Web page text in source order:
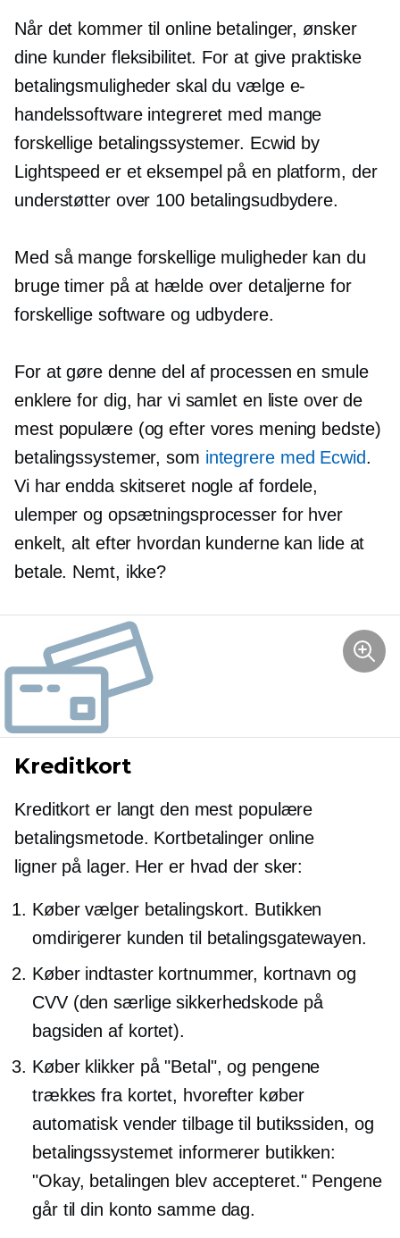
Når det kommer til online betalinger, ønsker
dine kunder fleksibilitet. For at give praktiske
betalingsmuligheder skal du vælge e-
handelssoftware integreret med mange
forskellige betalingssystemer. Ecwid by
Lightspeed er et eksempel på en platform, der
understøtter over 100 betalingsudbydere.
Med så mange forskellige muligheder kan du
bruge timer på at hælde over detaljerne for
forskellige software og udbydere.
For at gøre denne del af processen en smule
enklere for dig, har vi samlet en liste over de
mest populære (og efter vores mening bedste)
betalingssystemer, som integrere med Ecwid.
Vi har endda skitseret nogle af fordele,
ulemper og opsætningsprocesser for hver
enkelt, alt efter hvordan kunderne kan lide at
betale. Nemt, ikke?
Kreditkort
Kreditkort er langt den mest populære
betalingsmetode. Kortbetalinger online
ligner på lager. Her er hvad der sker:
Køber vælger betalingskort. Butikken
omdirigerer kunden til betalingsgatewayen.
Køber indtaster kortnummer, kortnavn og
CVV (den særlige sikkerhedskode på
bagsiden af ​​kortet).
Køber klikker på "Betal", og pengene
trækkes fra kortet, hvorefter køber
automatisk vender tilbage til butikssiden, og
betalingssystemet informerer butikken:
"Okay, betalingen blev accepteret." Pengene
går til din konto samme dag.